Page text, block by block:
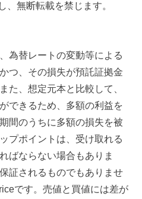
、無断転載を禁じます。
為替レートの変動等による
つ、その損失が預託証拠金
た、想定元本と比較して、
できるため、多額の利益を
間のうちに多額の損失を被
プポイントは、受け取れる
ばならない場合もありま
証されるものでもありませ
です。売値と買値には差が